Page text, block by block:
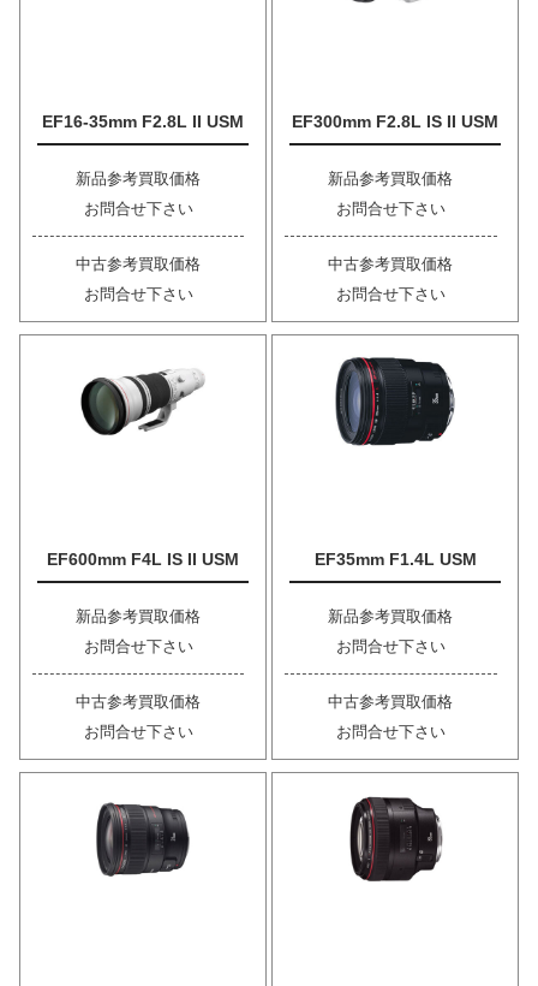
EF16-35mm F2.8L II USM
新品参考買取価格
お問合せ下さい
中古参考買取価格
お問合せ下さい
EF300mm F2.8L IS II USM
新品参考買取価格
お問合せ下さい
中古参考買取価格
お問合せ下さい
EF600mm F4L IS II USM
新品参考買取価格
お問合せ下さい
中古参考買取価格
お問合せ下さい
EF35mm F1.4L USM
新品参考買取価格
お問合せ下さい
中古参考買取価格
お問合せ下さい